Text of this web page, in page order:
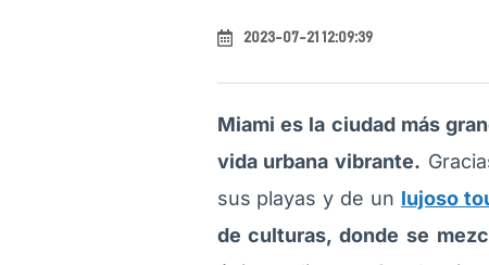
2023-07-21 12:09:39
Miami es la ciudad más
vida urbana vibrante.
sus playas y de un lujoso
de culturas, donde se